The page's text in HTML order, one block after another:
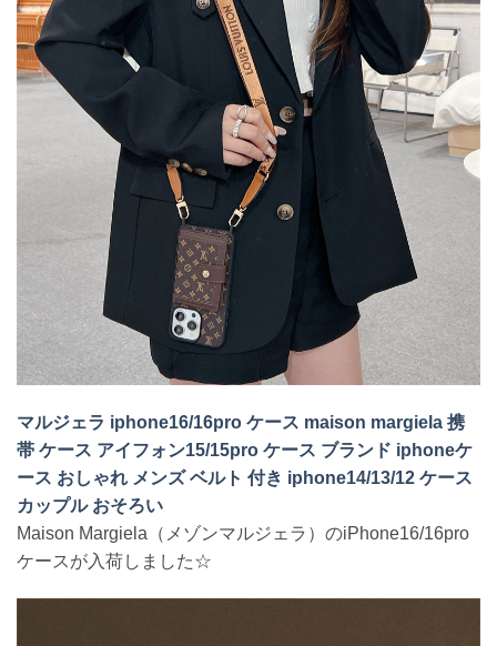
マルジェラ iphone16/16pro ケース maison margiela 携
帯 ケース アイフォン15/15pro ケース ブランド iphoneケ
ース おしゃれ メンズ ベルト 付き iphone14/13/12 ケース
カップル おそろい
Maison Margiela（メゾンマルジェラ）のiPhone16/16pro
ケースが入荷しました☆